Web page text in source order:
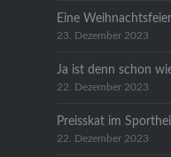
Eine
23. Dezember 2023
Ja ist denn schon
22. Dezember 2023
Preisskat im
22. Dezember 2023